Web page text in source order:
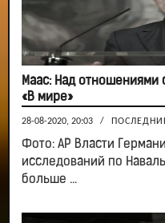
Маас: Над отношениями
«В мире»
28-08-2020, 20:03 /
Фото: AP Власти
исследований по
больше ...